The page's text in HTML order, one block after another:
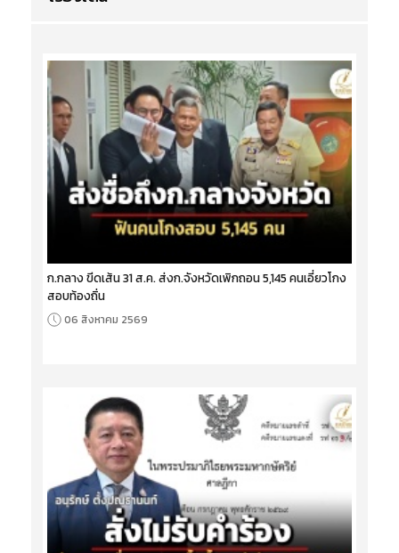
ก.กลาง ขีดเส้น 31 ส.ค. ส่งก.จังหวัดเพิกถอน 5,145 คนเอี่ยวโกง
สอบท้องถิ่น
06 สิงหาคม 2569